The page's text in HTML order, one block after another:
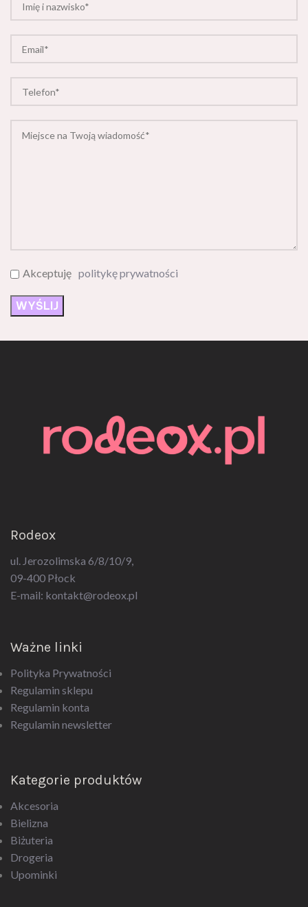
Akceptuję politykę prywatności
Rodeox
ul. Jerozolimska 6/8/10/9,
09-400 Płock
E-mail: kontakt@rodeox.pl
Ważne linki
Polityka Prywatności
Regulamin sklepu
Regulamin konta
Regulamin newsletter
Kategorie produktów
Akcesoria
Bielizna
Biżuteria
Drogeria
Upominki